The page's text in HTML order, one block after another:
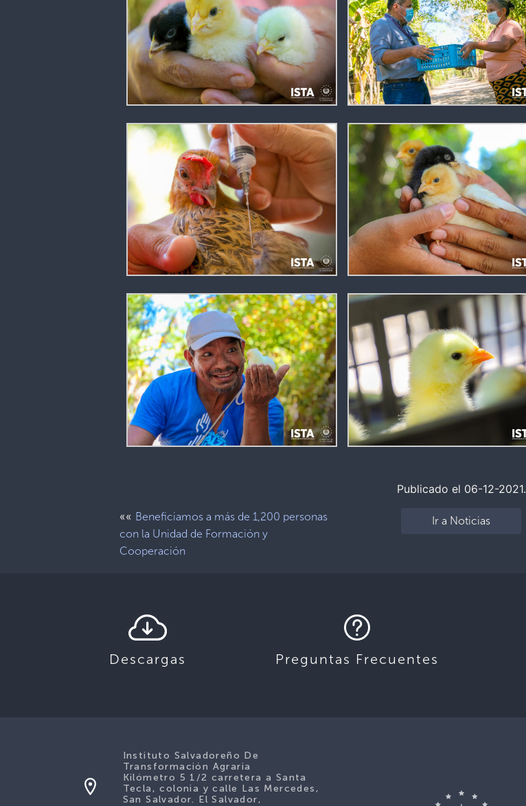
Publicado el 06-12-2021.
«« Beneficiamos a más de 1,200 personas
con la Unidad de Formación y
Cooperación
Ir a Noticias
Descargas Preguntas Frecuentes
Instituto Salvadoreño De
Transformación Agraria
Kilómetro 5 1/2 carretera a Santa
Tecla, colonia y calle Las Mercedes,
San Salvador. El Salvador,